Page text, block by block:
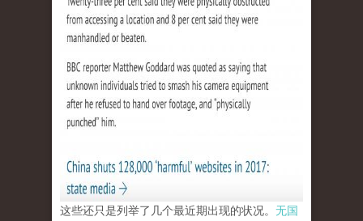
这些还只是列举了几个最近期出现的状况。 无国